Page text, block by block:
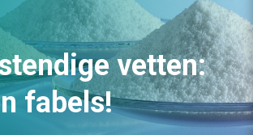
vetten:
fabels!